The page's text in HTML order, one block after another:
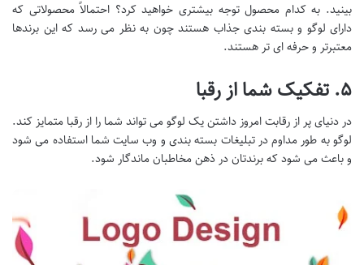
بینید. به کدام محصول توجه بیشتری خواهید کرد؟ احتمالاً محصولاتی که
دارای لوگو و بسته بندی جذاب هستند چون به نظر می رسد که این برندها
معتبرتر و حرفه ای تر هستند.
۵. تفکیک شما از رقبا
در دنیای پر از رقابت امروز داشتن یک لوگو می تواند شما را از رقبا متمایز کند.
لوگو به طور مداوم در تبلیغات بسته بندی و وب سایت شما استفاده می شود
و باعث می شود که برندتان در ذهن مخاطبان ماندگار شود.